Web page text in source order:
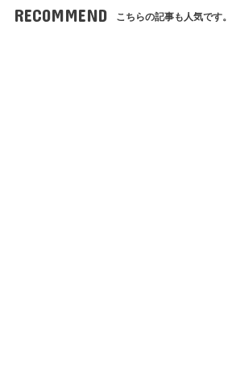
RECOMMEND こちらの記事も人気です。